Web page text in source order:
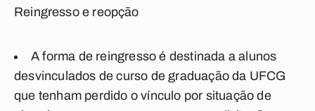
Reingresso e reopção
A forma de reingresso é destinada a alunos
desvinculados de curso de graduação da UFCG
que tenham perdido o vínculo por situação de